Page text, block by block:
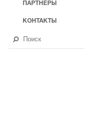
ПАРТНЕРЫ
КОНТАКТЫ